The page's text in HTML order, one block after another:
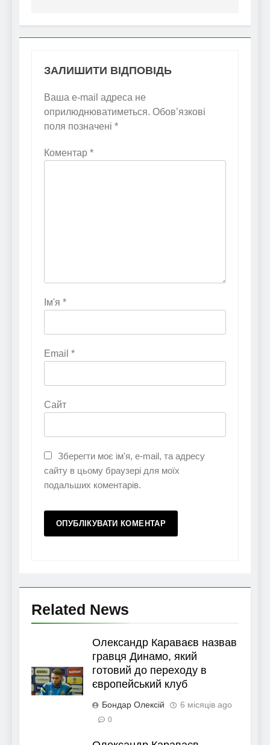
ЗАЛИШИТИ ВІДПОВІДЬ
Ваша e-mail адреса не
оприлюднюватиметься. Обов’язкові
поля позначені *
Коментар *
Ім'я *
Email *
Сайт
Зберегти моє ім'я, e-mail, та адресу
сайту в цьому браузері для моїх
подальших коментарів.
Related News
Олександр Караваєв назвав
гравця Динамо, який
готовий до переходу в
європейський клуб
Бондар Олексій 6 місяців ago
0